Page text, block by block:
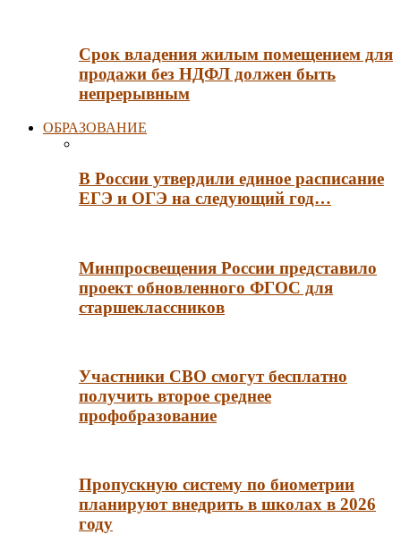
Срок владения жилым помещением для
продажи без НДФЛ должен быть
непрерывным
ОБРАЗОВАНИЕ
В России утвердили единое расписание
ЕГЭ и ОГЭ на следующий год…
Минпросвещения России представило
проект обновленного ФГОС для
старшеклассников
Участники СВО смогут бесплатно
получить второе среднее
профобразование
Пропускную систему по биометрии
планируют внедрить в школах в 2026
году